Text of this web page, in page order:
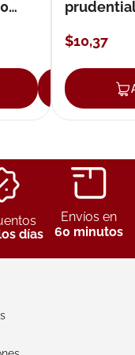
$10,37
días
Envíos en
60 minutos